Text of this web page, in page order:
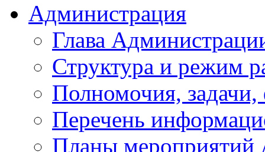
Администрация
Глава
Структура и режим
Полномочия,
Перечень
Планы мероприятий